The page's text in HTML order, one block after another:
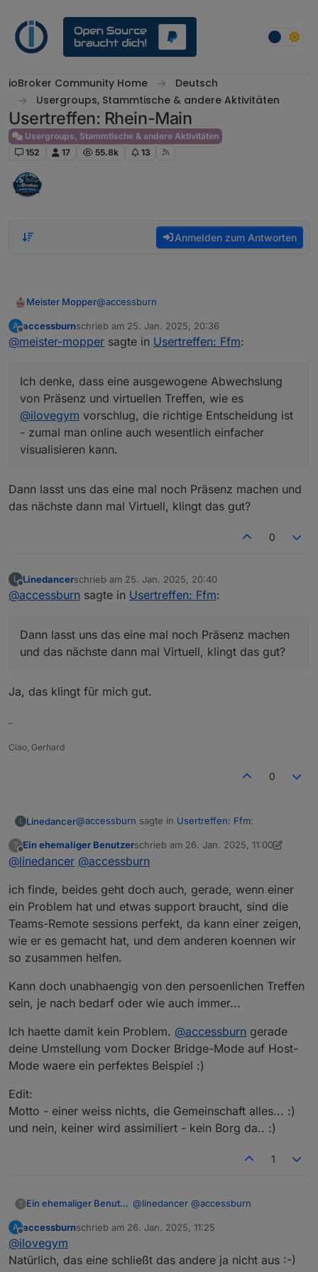
ioBroker Community Home
Deutsch
Usergroups, Stammtische & andere Aktivitäten
Usertreffen: Rhein-Main
Usergroups, Stammtische & andere Aktivitäten
152
17 55.8k 13
Anmelden zum Antworten
Meister Mopper@accessburn
Ich habe jetzt mal einen Termin im März
bestätigt.
Stromflaute, weil mein Pkw sich den Wolf lädt
).
Ich denke, dass eine ausgewogene
Abwechslung von Präsenz und virtuellen
Treffen, wie es@ilovegymvorschlug, die
richtige Entscheidung ist - zumal man online
auch wesentlich einfacher visualisieren kann.
A
Offline
accessburnschrieb am 25. Jan. 2025, 20:36
zuletzt editiert von
@meister-mopper sagte in Usertreffen: Ffm:
Ich denke, dass eine ausgewogene Abwechslung
von Präsenz und virtuellen Treffen, wie es
@ilovegym vorschlug, die richtige Entscheidung ist
- zumal man online auch wesentlich einfacher
visualisieren kann.
Dann lasst uns das eine mal noch Präsenz machen und
das nächste dann mal Virtuell, klingt das gut?
0
L Linedancerschrieb am 25. Jan. 2025, 20:40
zuletzt editiert von
@accessburn sagte in Usertreffen: Ffm:
Dann lasst uns das eine mal noch Präsenz machen
und das nächste dann mal Virtuell, klingt das gut?
Ja, das klingt für mich gut.
–
Ciao, Gerhard
0
L Linedancer@accessburn sagte in Usertreffen: Ffm:
Dann lasst uns das eine mal noch Präsenz
klingt das gut?
Ja, das klingt für mich gut.
?
Offline
Ein ehemaliger Benutzerschrieb am 26. Jan. 2025, 11:00
zuletzt editiert von Ein ehemaliger
@linedancer @accessburn
ich finde, beides geht doch auch, gerade, wenn einer
ein Problem hat und etwas support braucht, sind die
Teams-Remote sessions perfekt, da kann einer zeigen,
wie er es gemacht hat, und dem anderen koennen wir
so zusammen helfen.
Kann doch unabhaengig von den persoenlichen Treffen
sein, je nach bedarf oder wie auch immer...
Ich haette damit kein Problem. @accessburn gerade
deine Umstellung vom Docker Bridge-Mode auf Host-
Mode waere ein perfektes Beispiel :)
Edit:
Motto - einer weiss nichts, die Gemeinschaft alles... :)
und nein, keiner wird assimiliert - kein Borg da.. :)
1
? Ein ehemaliger Benutzer @linedancer @accessburn
ich finde, beides geht doch auch,
und etwas support braucht, sind die
Kann doch unabhaengig von den
A
Offline
accessburnschrieb am 26. Jan. 2025, 11:25
zuletzt editiert von
@ilovegym
Natürlich, das eine schließt das andere ja nicht aus :-)